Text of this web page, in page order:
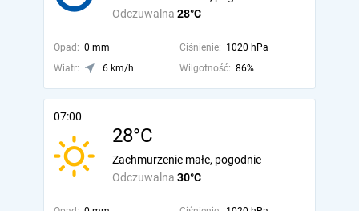
Odczuwalna 28°C
Opad: 0 mm Ciśnienie: 1020 hPa
Wiatr:
6 km/h Wilgotność: 86%
07:00
28°C
Odczuwalna 30°C
Zachmurzenie małe, pogodnie